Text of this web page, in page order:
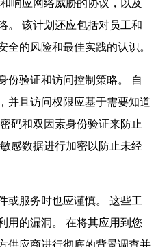
响应网络威胁的协议，以及
。 该计划还应包括对员工和
全的风险和最佳实践的认识。
份验证和访问控制策略。 自
并且访问权限应基于需要知道
码和双因素身份验证来防止
感数据进行加密以防止未经
或服务时也应谨慎。 这些工
用的漏洞。 在将其应用到您